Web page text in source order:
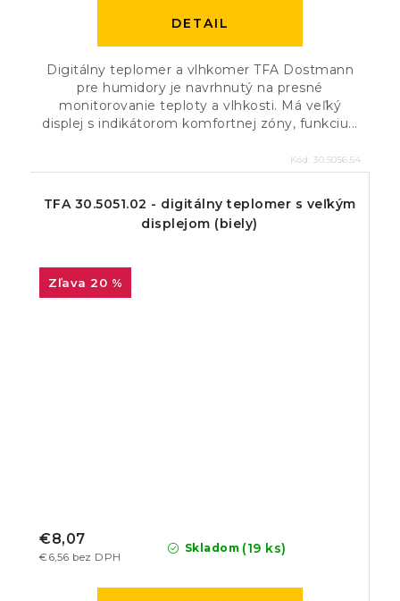
DETAIL
Digitálny teplomer a vlhkomer TFA Dostmann
pre humidory je navrhnutý na presné
monitorovanie teploty a vlhkosti. Má veľký
displej s indikátorom komfortnej zóny, funkciu...
Kód: 30.5056.54
TFA 30.5051.02 - digitálny teplomer s veľkým
displejom (biely)
20 %
Skladom (19 ks)
€6,56 bez DPH
€8,07